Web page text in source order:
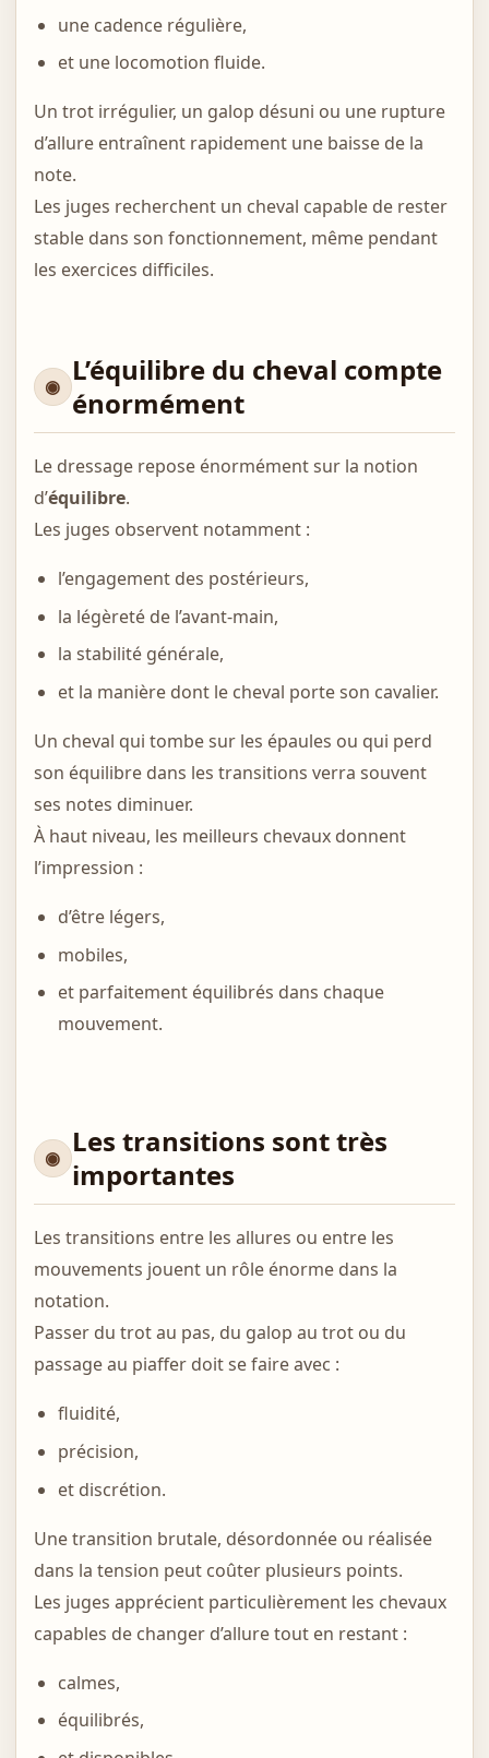
une cadence régulière,
et une locomotion fluide.
Un trot irrégulier, un galop désuni ou une rupture
d’allure entraînent rapidement une baisse de la
note.
Les juges recherchent un cheval capable de rester
stable dans son fonctionnement, même pendant
les exercices difficiles.
L’équilibre du cheval compte
énormément
Le dressage repose énormément sur la notion
d’équilibre.
Les juges observent notamment :
l’engagement des postérieurs,
la légèreté de l’avant-main,
la stabilité générale,
et la manière dont le cheval porte son cavalier.
Un cheval qui tombe sur les épaules ou qui perd
son équilibre dans les transitions verra souvent
ses notes diminuer.
À haut niveau, les meilleurs chevaux donnent
l’impression :
d’être légers,
mobiles,
et parfaitement équilibrés dans chaque
mouvement.
Les transitions sont très
importantes
Les transitions entre les allures ou entre les
mouvements jouent un rôle énorme dans la
notation.
Passer du trot au pas, du galop au trot ou du
passage au piaffer doit se faire avec :
fluidité,
précision,
et discrétion.
Une transition brutale, désordonnée ou réalisée
dans la tension peut coûter plusieurs points.
Les juges apprécient particulièrement les chevaux
capables de changer d’allure tout en restant :
calmes,
équilibrés,